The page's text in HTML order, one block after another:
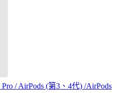
/ AirPods (第3、4代) /AirPods